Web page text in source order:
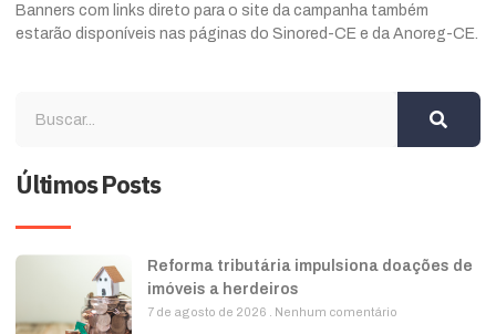
Banners com links direto para o site da campanha também
estarão disponíveis nas páginas do Sinored-CE e da Anoreg-CE.
Últimos Posts
Reforma tributária impulsiona doações de
imóveis a herdeiros
7 de agosto de 2026 Nenhum comentário